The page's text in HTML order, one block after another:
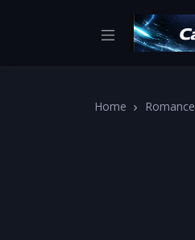
Home Romance